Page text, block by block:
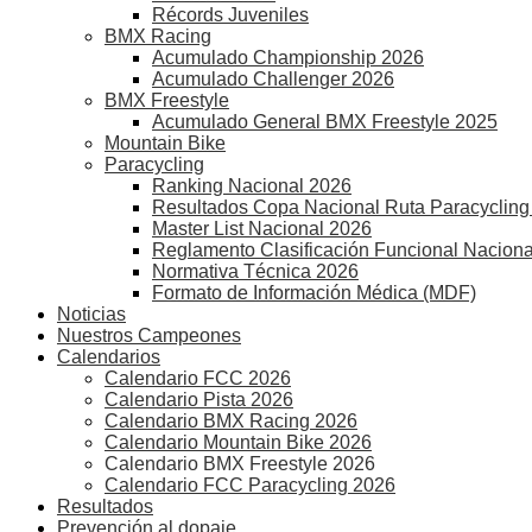
Récords Juveniles
BMX Racing
Acumulado Championship 2026
Acumulado Challenger 2026
BMX Freestyle
Acumulado General BMX Freestyle 2025
Mountain Bike
Paracycling
Ranking Nacional 2026
Resultados Copa Nacional Ruta
Master List Nacional 2026
Reglamento Clasificación Funcional Nacional
Normativa Técnica 2026
Formato de Información Médica (MDF)
Noticias
Nuestros Campeones
Calendarios
Calendario FCC 2026
Calendario Pista 2026
Calendario BMX Racing 2026
Calendario Mountain Bike 2026
Calendario BMX Freestyle 2026
Calendario FCC Paracycling 2026
Resultados
Prevención al dopaje